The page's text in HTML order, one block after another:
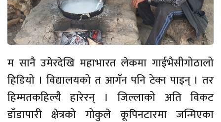
म सानै उमेरदेखि महाभारत लेकमा गाईभैसीगोठालो
हिडियो । विद्यालयको त आगँन पनि टेक्न पाइन् । तर
हिम्मतकहिल्यै हारेरन् । जिल्लाको अति विकट
डाँडापारी क्षेत्रको गोकुले कूपिनटारमा जन्मिएका